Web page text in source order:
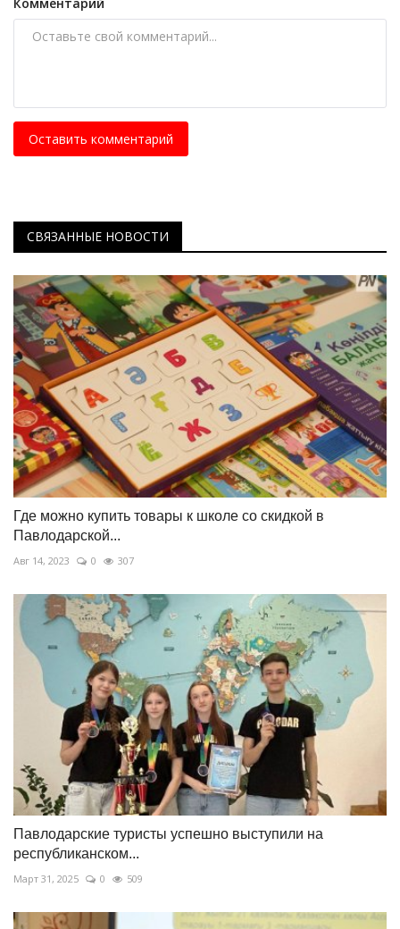
Оставить комментарий
СВЯЗАННЫЕ НОВОСТИ
Где можно купить товары к школе со скидкой в
Павлодарской...
Авг 14, 2023 0 307
Павлодарские туристы успешно выступили на
республиканском...
Март 31, 2025 0 509